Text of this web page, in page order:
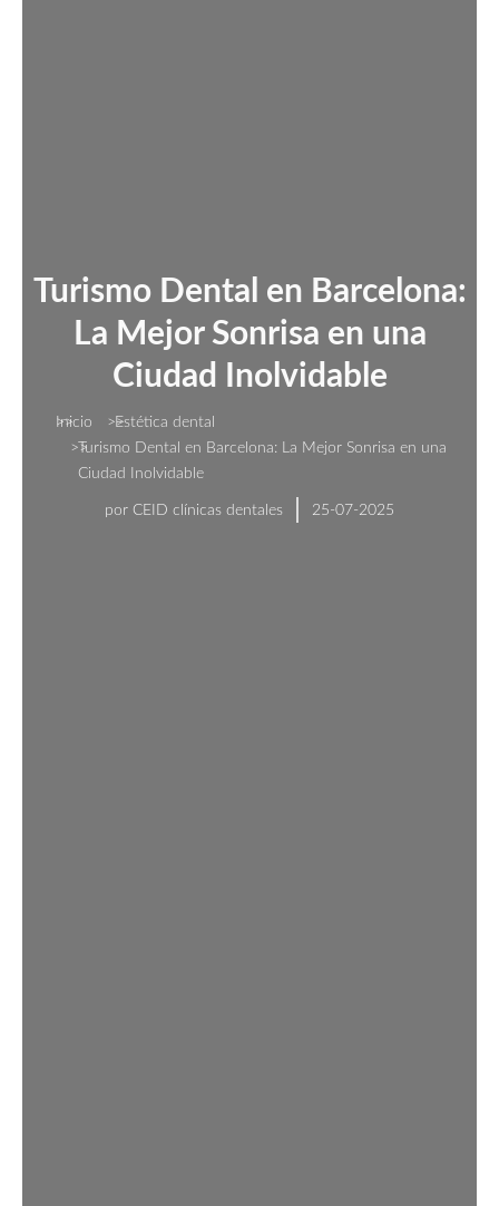
Turismo Dental en Barcelona:
La Mejor Sonrisa en una
Ciudad Inolvidable
Estás aquí:
Inicio
Estética dental
Turismo Dental en Barcelona: La Mejor Sonrisa en una
Ciudad Inolvidable
por CEID clínicas dentales 25-07-2025